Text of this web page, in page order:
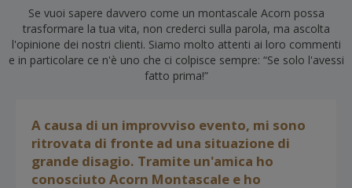
Se vuoi sapere davvero come un montascale Acorn possa
trasformare la tua vita, non crederci sulla parola, ma ascolta
l'opinione dei nostri clienti. Siamo molto attenti ai loro commenti
e in particolare ce n'è uno che ci colpisce sempre: “Se solo l'avessi
fatto prima!”
A causa di un improvviso evento, mi sono
ritrovata di fronte ad una situazione di
grande disagio. Tramite un'amica ho
conosciuto Acorn Montascale e ho